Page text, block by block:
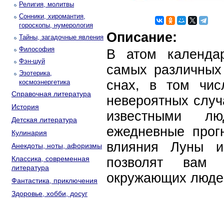
Религия, молитвы
Сонники, хиромантия,
гороскопы, нумерология
Тайны, загадочные явления
Философия
Фэн-шуй
Эзотерика,
космоэнергетика
Справочная литература
История
Детская литература
Кулинария
Анекдоты, ноты, афоризмы
Классика, современная
литература
Фантастика, приключения
Здоровье, хобби, досуг
Описание:
В атом
самых
снах, в том
невероятных
известными
ежедневные
влияния Луны и
позволят
окружающих